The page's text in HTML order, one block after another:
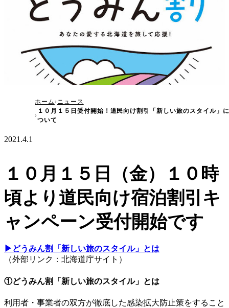
１０月１５日受付開始！道民向け割引「新しい
旅のスタイル」について
ホーム ニュース
１０月１５日受付開始！道民向け割引「新しい旅のスタイル」に
ついて
2021.4.1
１０月１５日（金）１０時
頃より道民向け宿泊割引キ
ャンペーン受付開始です
▶︎どうみん割「新しい旅のスタイル」とは
（外部リンク：北海道庁サイト）
①どうみん割「新しい旅のスタイル」とは
利用者・事業者の双方が徹底した感染拡大防止策をすること